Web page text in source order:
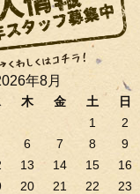
年8月
木 金 土
日
1
2
6 7 8
9
13 14 15
16
20 21 22
23